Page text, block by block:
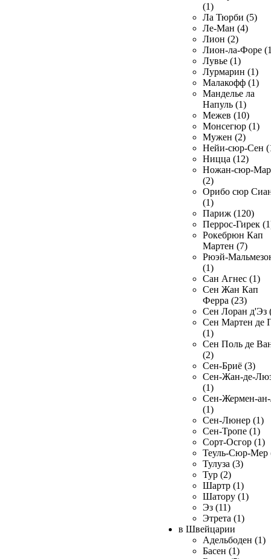
(1)
Ла Тюрби (5)
Ле-Ман (4)
Лион (2)
Лион-ла-Форе
Лувье (1)
Лурмарин (1)
Малакофф (1)
Манделье ла
Напуль (1)
Межев (10)
Монсегюр (1)
Мужен (2)
Нейи-сюр-Сен
Ницца (12)
Ножан-сюр-
(2)
Орибо сюр
(1)
Париж (120)
Перрос-Гирек
Рокебрюн Кап
Мартен (7)
Рюэй-
(1)
Сан Агнес (1)
Сен Жан Кап
Ферра (23)
Сен Лоран д'Эз
Сен Мартен де
(1)
Сен Поль де
(2)
Сен-Бриё (3)
Сен-Жан-де-
(1)
Сен-Жермен-
(1)
Сен-Люнер (1)
Сен-Тропе (1)
Сорт-Осгор (1)
Теуль-Сюр-Мер
Тулуза (3)
Тур (2)
Шартр (1)
Шатору (1)
Эз (11)
Этрета (1)
в Швейцарии
Адельбоден (1)
Басен (1)